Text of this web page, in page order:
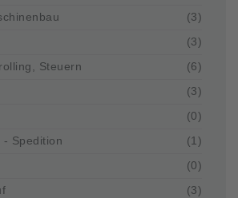
(3)
(3)
Steuern
(6)
(3)
(0)
Spedition
(1)
(0)
(3)